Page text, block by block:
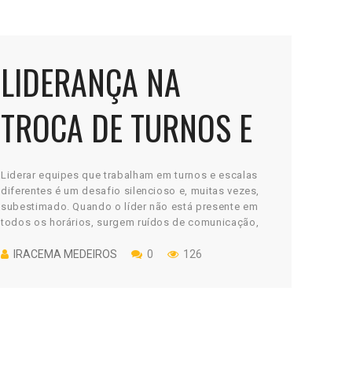
LIDERANÇA NA
TROCA DE TURNOS E
ESCALAS
Liderar equipes que trabalham em turnos e escalas
diferentes é um desafio silencioso e, muitas vezes,
subestimado. Quando o líder não está presente em
todos os horários, surgem ruídos de comunicação,
turno funciona como uma empresa diferente. O
IRACEMA MEDEIROS 0 126